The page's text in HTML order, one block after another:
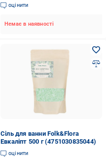
оцінити
Немає в наявності
Сіль для ванни Folk&Flora
Евкаліпт 500 г (4751030835044)
оцінити